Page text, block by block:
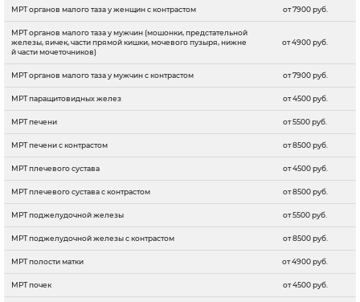
МРТ органов малого таза у женщин с контрастом от 7900 руб.
МРТ органов малого таза у мужчин (мошонки, предстательной
железы, яичек, части прямой кишки, мочевого пузыря, нижне
й части мочеточников)
от 4900 руб.
МРТ органов малого таза у мужчин с контрастом от 7900 руб.
МРТ паращитовидных желез от 4500 руб.
МРТ печени от 5500 руб.
МРТ печени с контрастом от 8500 руб.
МРТ плечевого сустава от 4500 руб.
МРТ плечевого сустава c контрастом от 8500 руб.
МРТ поджелудочной железы от 5500 руб.
МРТ поджелудочной железы с контрастом от 8500 руб.
МРТ полости матки от 4900 руб.
МРТ почек от 4500 руб.